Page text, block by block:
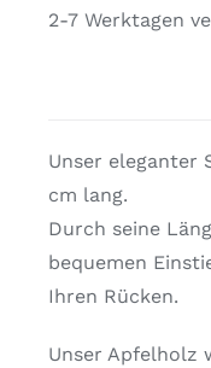
2-7 Werktagen
Unser eleganter
cm lang.
Durch seine
bequemen
Ihren Rücken.
Unser Apfelholz